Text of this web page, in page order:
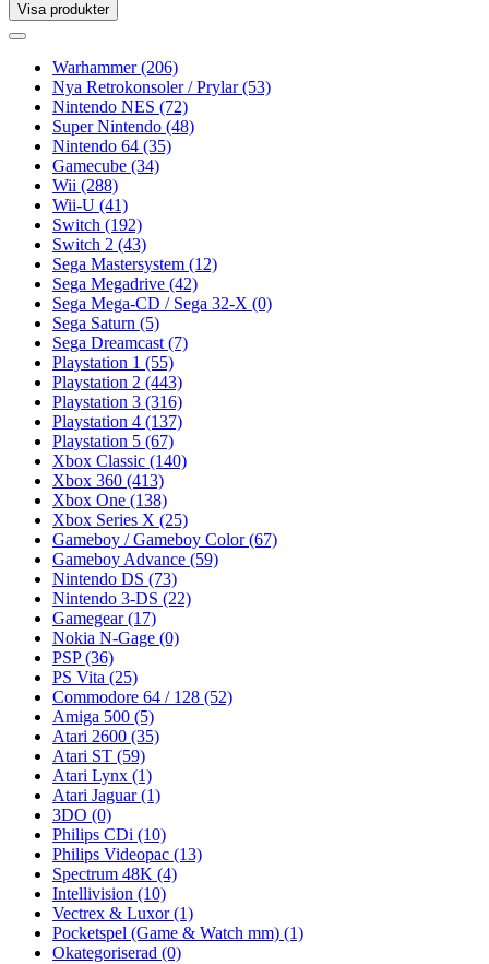
Visa produkter
Toggle
Toggle
navigationWarhammer(206)
Nya Retrokonsoler / Prylar(53)
Nintendo NES (72)
Super Nintendo (48)
Nintendo 64 (35)
Gamecube (34)
Wii (288)
Wii-U (41)
Switch (192)
Switch 2 (43)
Sega Mastersystem (12)
Sega Megadrive (42)
Sega Mega-CD / Sega 32-X (0)
Sega Saturn (5)
Sega Dreamcast (7)
Playstation 1 (55)
Playstation 2 (443)
Playstation 3 (316)
Playstation 4 (137)
Playstation 5 (67)
Xbox Classic (140)
Xbox 360 (413)
Xbox One (138)
Xbox Series X (25)
Gameboy / Gameboy Color(67)
Gameboy Advance (59)
Nintendo DS (73)
Nintendo 3-DS (22)
Gamegear(17)
Nokia N-Gage (0)
PSP(36)
PS Vita (25)
Commodore 64 / 128 (52)
Amiga 500 (5)
Atari 2600 (35)
Atari ST (59)
Atari Lynx (1)
Atari Jaguar(1)
3DO (0)
Philips CDi (10)
Philips Videopac (13)
Spectrum 48K (4)
Intellivision (10)
Vectrex & Luxor(1)
Pocketspel (Game & Watch mm) (1)
Okategoriserad (0)